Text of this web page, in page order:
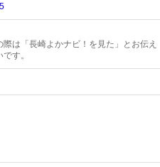
は「長崎よかナビ！を見た」とお伝え
す。